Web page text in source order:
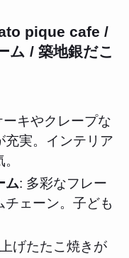
pique cafe /
ム / 築地銀だこ
ーキやクレープな
充実。インテリア
ム: 多彩なフレー
ェーン。子ども
げたたこ焼きが